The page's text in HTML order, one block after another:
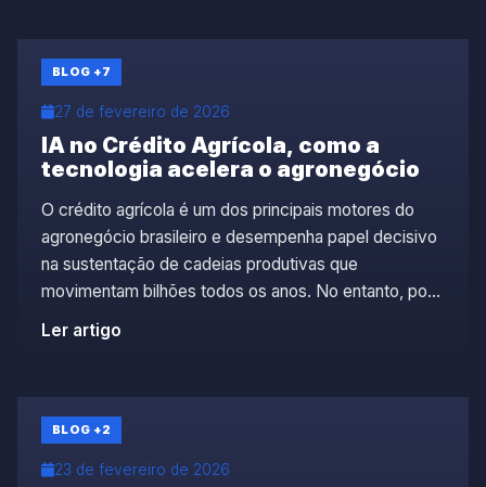
desenvolvimento e a aplicação de inteligência […]
BLOG +7
27 de fevereiro de 2026
IA no Crédito Agrícola, como a
tecnologia acelera o agronegócio
O crédito agrícola é um dos principais motores do
agronegócio brasileiro e desempenha papel decisivo
na sustentação de cadeias produtivas que
movimentam bilhões todos os anos. No entanto, por
trás da força do setor, existe uma engrenagem
operacional complexa. Esse mecanismo é marcado
interlocutores, exigências cartorárias e processos
que […]
Ler artigo
BLOG +2
23 de fevereiro de 2026